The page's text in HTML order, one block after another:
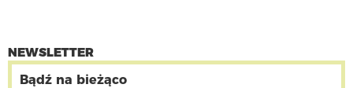
NEWSLETTER
Bądź na bieżąco